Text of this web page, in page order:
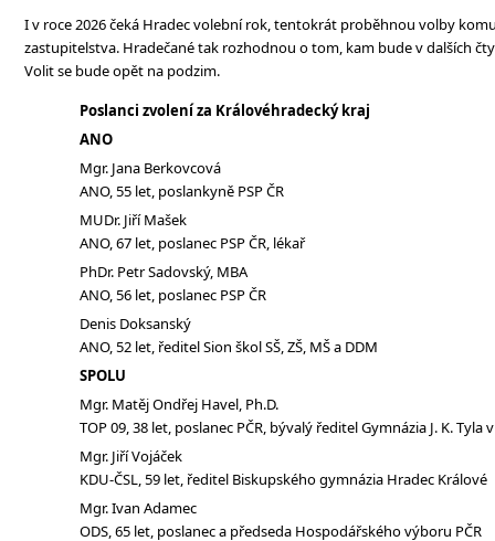
I v roce 2026 čeká Hradec volební rok, tentokrát proběhnou volby
zastupitelstva. Hradečané tak rozhodnou o tom, kam bude v dalších
Volit se bude opět na podzim.
Poslanci zvolení za Královéhradecký kraj
ANO
Mgr. Jana Berkovcová
ANO, 55 let, poslankyně PSP ČR
MUDr. Jiří Mašek
ANO, 67 let, poslanec PSP ČR, lékař
PhDr. Petr Sadovský, MBA
ANO, 56 let, poslanec PSP ČR
Denis Doksanský
ANO, 52 let, ředitel Sion škol SŠ, ZŠ, MŠ a DDM
SPOLU
Mgr. Matěj Ondřej Havel, Ph.D.
TOP 09, 38 let, poslanec PČR, bývalý ředitel Gymnázia J. K. Tyla
Mgr. Jiří Vojáček
KDU-ČSL, 59 let, ředitel Biskupského gymnázia Hradec Králové
Mgr. Ivan Adamec
ODS, 65 let, poslanec a předseda Hospodářského výboru PČR